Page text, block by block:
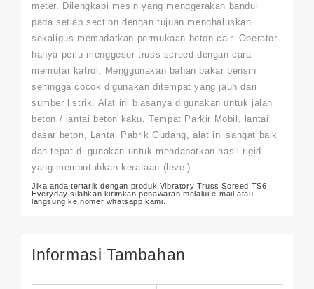
meter. Dilengkapi mesin yang menggerakan bandul
pada setiap section dengan tujuan menghaluskan
sekaligus memadatkan permukaan beton cair. Operator
hanya perlu menggeser truss screed dengan cara
memutar katrol. Menggunakan bahan bakar bensin
sehingga cocok digunakan ditempat yang jauh dari
sumber listrik. Alat ini biasanya digunakan untuk jalan
beton / lantai beton kaku, Tempat Parkir Mobil, lantai
dasar beton, Lantai Pabrik Gudang, alat ini sangat baik
dan tepat di gunakan untuk mendapatkan hasil rigid
yang membutuhkan kerataan (level).
Jika anda tertarik dengan produk Vibratory Truss Screed TS6
Everyday silahkan kirimkan penawaran melalui e-mail atau
langsung ke nomer whatsapp kami.
Informasi Tambahan